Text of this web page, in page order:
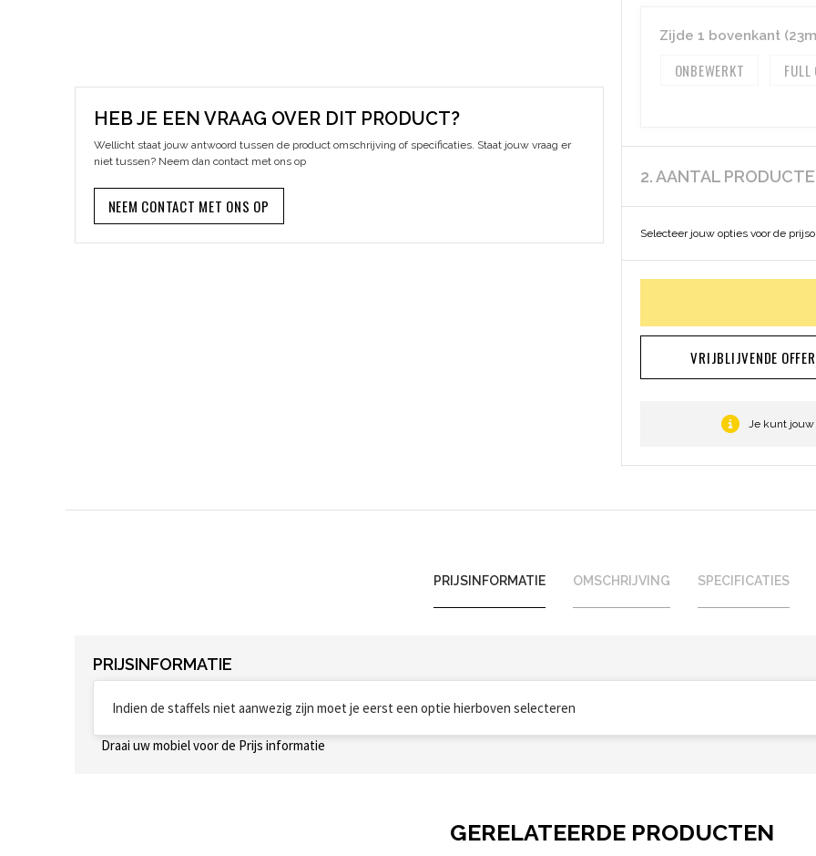
HEB JE EEN VRAAG OVER DIT PRODUCT?
Wellicht staat jouw antwoord tussen de product omschrijving of specificaties. Staat jouw vraag er
niet tussen? Neem dan contact met ons op
NEEM CONTACT MET ONS OP
Zijde 1 bovenkant
ONBEWERKT FULL
2. AANTAL
Selecteer jouw opties voor de
VRIJBLIJVENDE
Je kunt jouw
PRIJSINFORMATIE OMSCHRIJVING SPECIFICATIES
PRIJSINFORMATIE
Indien de staffels niet aanwezig zijn moet je eerst een optie hierboven selecteren
Draai uw mobiel voor de Prijs informatie
GERELATEERDE PRODUCTEN